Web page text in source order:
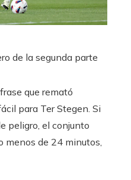
de la segunda parte
que remató
para Ter Stegen. Si
peligro, el conjunto
menos de 24 minutos,